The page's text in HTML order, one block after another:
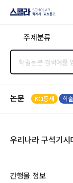
지사·교보문고
주제분류
논문 KCI등재 학
우리나라 구석기시
간행물 정보